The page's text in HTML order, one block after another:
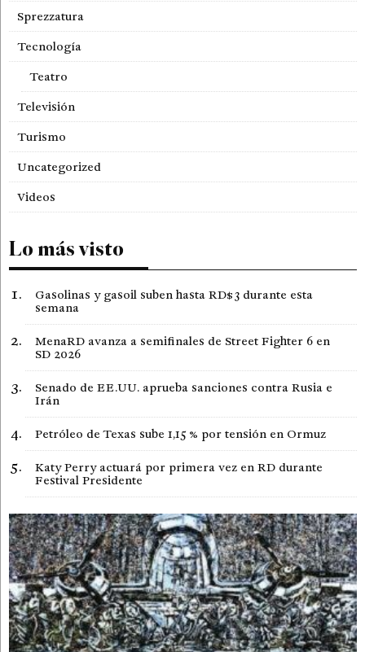
Sprezzatura
Tecnología
Teatro
Televisión
Turismo
Uncategorized
Videos
Lo más visto
Gasolinas y gasoil suben hasta RD$3 durante esta
semana
MenaRD avanza a semifinales de Street Fighter 6 en
SD 2026
Senado de EE.UU. aprueba sanciones contra Rusia e
Irán
Petróleo de Texas sube 1,15 % por tensión en Ormuz
Katy Perry actuará por primera vez en RD durante
Festival Presidente